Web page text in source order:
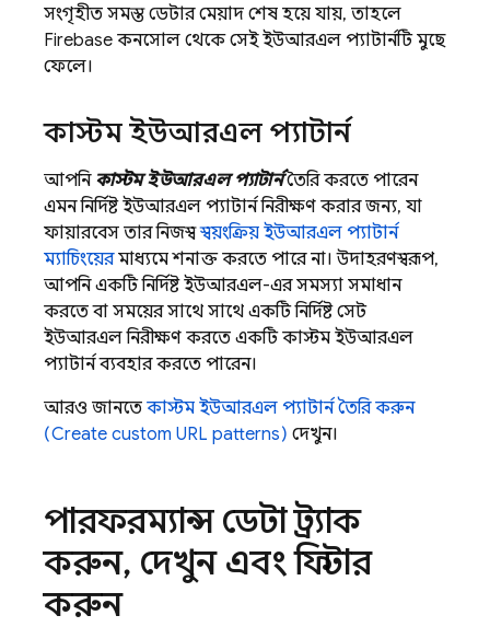
সংগৃহীত সমস্ত ডেটার মেয়াদ শেষ হয়ে যায়, তাহলে
Firebase কনসোল থেকে সেই ইউআরএল প্যাটার্নটি মুছে
ফেলে।
কাস্টম ইউআরএল প্যাটার্ন
আপনি কাস্টম ইউআরএল প্যাটার্নতৈরি করতে পারেন
এমন নির্দিষ্ট ইউআরএল প্যাটার্ন নিরীক্ষণ করার জন্য, যা
ফায়ারবেস তার নিজস্বস্বয়ংক্রিয় ইউআরএল প্যাটার্ন
ম্যাচিংয়েরমাধ্যমে শনাক্ত করতে পারে না। উদাহরণস্বরূপ,
আপনি একটি নির্দিষ্ট ইউআরএল-এর সমস্যা সমাধান
করতে বা সময়ের সাথে সাথে একটি নির্দিষ্ট সেট
ইউআরএল নিরীক্ষণ করতে একটি কাস্টম ইউআরএল
প্যাটার্ন ব্যবহার করতে পারেন।
আরও জানতে কাস্টম ইউআরএল প্যাটার্ন তৈরি করুন
(Create custom URL patterns) দেখুন।
পারফরম্যান্স ডেটা ট্র্যাক
করুন, দেখুন এবং ফিল্টার
করুন